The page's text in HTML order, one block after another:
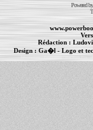
Powered
Rédaction :
Design :Ga�l - Logo et
PowerBook-MacBook Pro